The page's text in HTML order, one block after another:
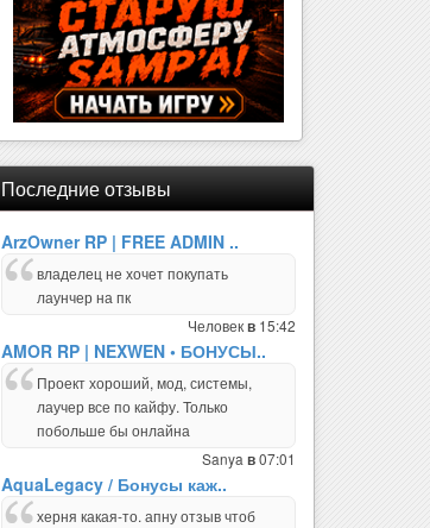
Последние отзывы
ArzOwner RP | FREE ADMIN ..
владелец не хочет покупать
лаунчер на пк
Человекв 15:42
AMOR RP | NEXWEN • БОНУСЫ..
Проект хороший, мод, системы,
лаучер все по кайфу. Только
побольше бы онлайна
Sanya в07:01
AquaLegacy / Бонусы каж..
херня какая-то. апну отзыв чтоб